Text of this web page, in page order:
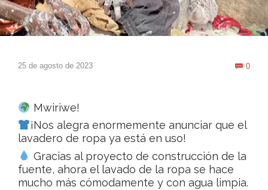
25 de agosto de 2023  0
Mwiriwe!
¡Nos alegra enormemente anunciar que el
lavadero de ropa ya está en uso!
Gracias al proyecto de construcción de la
fuente, ahora el lavado de la ropa se hace
mucho más cómodamente y con agua limpia.